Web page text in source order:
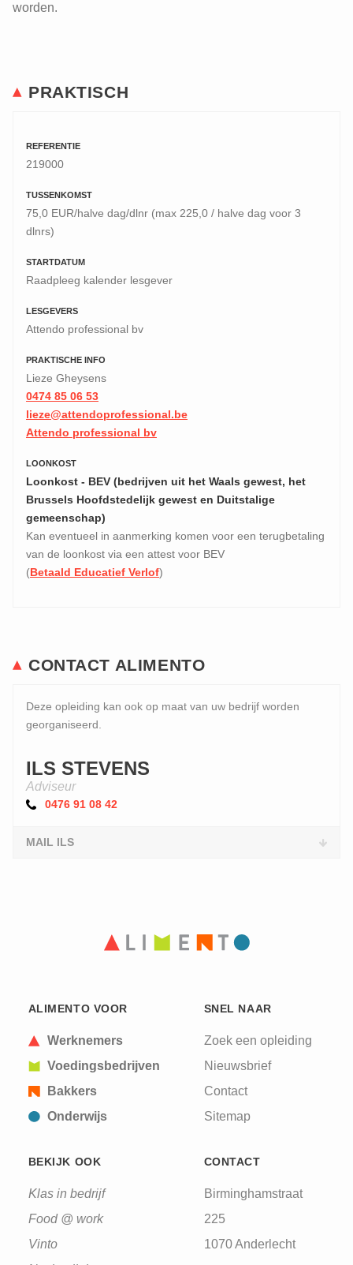
worden.
PRAKTISCH
REFERENTIE
219000
TUSSENKOMST
75,0 EUR/halve dag/dlnr (max 225,0 / halve dag voor 3
dlnrs)
STARTDATUM
Raadpleeg kalender lesgever
LESGEVERS
Attendo professional bv
PRAKTISCHE INFO
Lieze Gheysens
0474 85 06 53
lieze@attendoprofessional.be
Attendo professional bv
LOONKOST
Loonkost - BEV (bedrijven uit het Waals gewest, het
Brussels Hoofdstedelijk gewest en Duitstalige
gemeenschap)
Kan eventueel in aanmerking komen voor een terugbetaling
van de loonkost via een attest voor BEV
(Betaald Educatief Verlof)
CONTACT ALIMENTO
Deze opleiding kan ook op maat van uw bedrijf worden
georganiseerd.
ILS STEVENS
Adviseur
0476 91 08 42
MAIL ILS
ALIMENTO VOOR
Werknemers
Voedingsbedrijven
Bakkers
Onderwijs
SNEL NAAR
Zoek een opleiding
Nieuwsbrief
Contact
Sitemap
BEKIJK OOK
Klas in bedrijf
Food @ work
Vinto
CONTACT
Birminghamstraat
225
1070 Anderlecht